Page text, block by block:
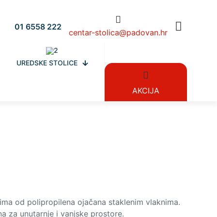
01 6558 222
centar-stolica@padovan.hr
UREDSKE STOLICE
AKCIJA
od polipropilena ojačana staklenim vlaknima.
za unutarnje i vanjske prostore.